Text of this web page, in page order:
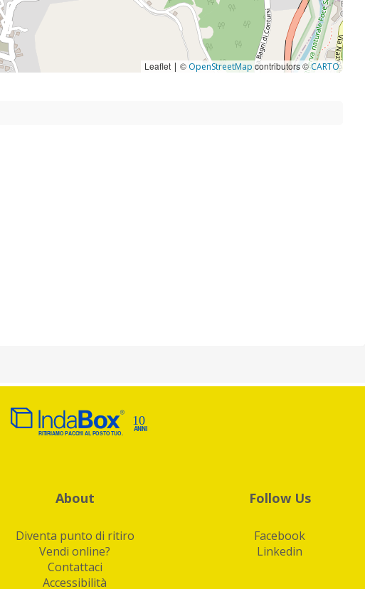
Leaflet | © OpenStreetMap contributors ©CARTO
About
Diventa punto di ritiro
Vendi online?
Contattaci
Accessibilità
Follow Us
Facebook
Linkedin